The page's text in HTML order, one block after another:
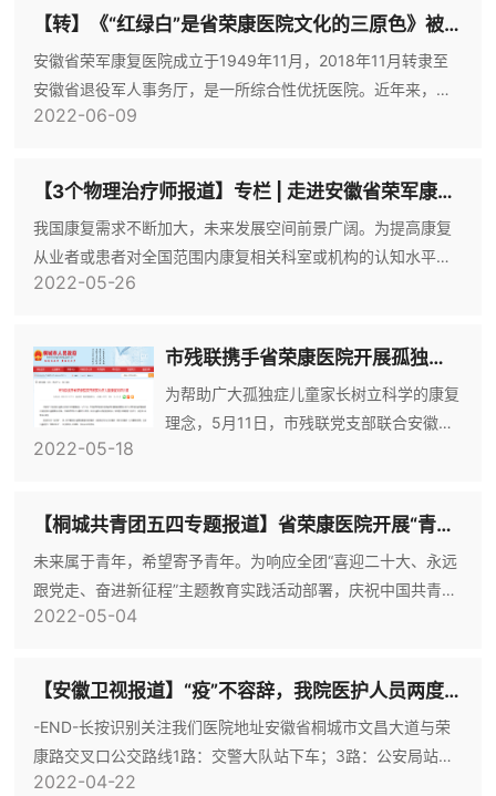
时”主题团建活动。一、赴大横山烈士陵园
开展革命传统教育秋日的烈士陵园格外庄严
肃穆，陵园内翠柏长青，在革命烈士纪念碑
前，团员青年们重温了入团誓词，了解了革
先烈的怀念和敬
【转】《“红绿白”是省荣康医院文化的三原色》被安徽日报、安徽新闻网、中安在线、安徽财经网多家媒体刊发
安徽省荣军康复医院成立于1949年11月，2018年11月转隶至
安徽省退役军人事务厅，是一所综合性优抚医院。近年来，省
荣康医院特别注重文化建设，以办院宗旨、荣康精神、荣康传
引荣康发展的根和魂。世间万物的颜色都是由其原色组成的，
而红、绿、白就是荣康文化的三原色。红：荣康文化的英雄红
“行军途中不时有敌机轰炸，最多时有六七十架，乌泱泱似蝗
虫，铺天盖地
2022-06-09
【3个物理治疗师报道】专栏 | 走进安徽省荣军康复医院康复医学中心
我国康复需求不断加大，未来发展空间前景广阔。为提高康复
从业者或患者对全国范围内康复相关科室或机构的认知水平，
促进各地区特色康复资源有效利用，本公众号开设专栏对全国
知名度，为同行或患者提供有益参考。01 专栏科室：安徽省荣
军康复医院康复医学中心地址：中国，安徽，桐城成立时间：
2018年安徽省荣军康复医院于1949年11月在合肥成立，现位
于安徽省
2022-05-26
市残联携手省荣康医院开展孤独症儿童康复知识讲座
为帮助广大孤独症儿童家长树立科学的康复
理念，5月11日，市残联党支部联合安徽省
解孤独症知识，帮助提升家庭教育干预水
平，促进孩子正常成长发育。孤独症又称
“自闭症”，是一种严重影响儿童精神健康的
为“星星的孩子”，他
2022-05-18
【桐城共青团五四专题报道】省荣康医院开展“青春心向党，百年竞芳华”五四青年节系列活动
未来属于青年，希望寄予青年。为响应全团“喜迎二十大、永远
跟党走、奋进新征程”主题教育实践活动部署，庆祝中国共青团
成立100周年，进一步团结和凝聚团员青年的力量，安徽省荣
开展“青春心向党，百年竞芳华”五四青年节系列活动，引领全
院团员青年坚定理想信念、建功新时代。一、举办纪念中国共
青团成立100周年图片展及荣康青年风采展在院橱窗、宣传栏
中作“共青团
2022-05-04
【安徽卫视报道】“疫”不容辞，我院医护人员两度星夜援沪
-END-长按识别关注我们医院地址安徽省桐城市文昌大道与荣
康路交叉口公交路线1路：交警大队站下车；3路：公安局站下
车
2022-04-22